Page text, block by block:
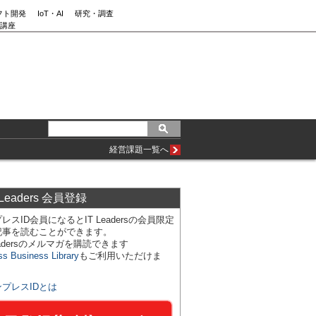
ト開発 IoT・AI
研究・調査
座
経営課題一覧へ
会員登録
スID会員になるとIT Leadersの会員限定
を読むことができます。
のメルマガを購読できます
Business Libraryもご利用いただけま
プレスIDとは